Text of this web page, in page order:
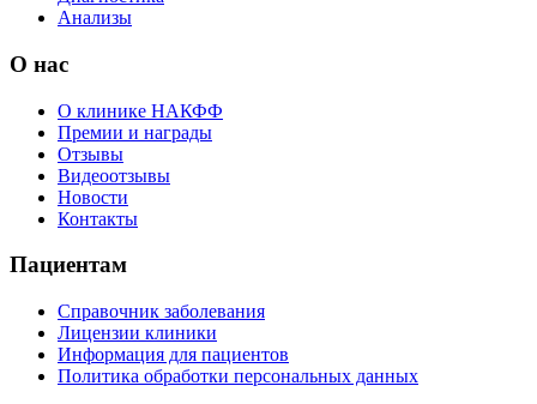
Анализы
О нас
О клинике НАКФФ
Премии и награды
Отзывы
Видеоотзывы
Новости
Контакты
Пациентам
Справочник заболевания
Лицензии клиники
Информация для пациентов
Политика обработки персональных данных